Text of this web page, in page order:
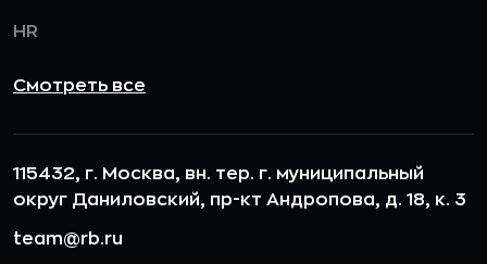
HR
Смотреть все
115432, г. Москва, вн. тер. г. муниципальный
округ Даниловский, пр-кт Андропова, д. 18, к. 3
team@rb.ru